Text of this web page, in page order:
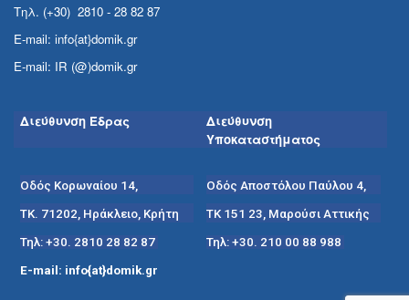
Τηλ. (+30) 2810 - 28 82 87
E-mail: info{at}domik.gr
E-mail: IR (@)domik.gr
Διεύθυνση Έδρας
Διεύθυνση
Υποκαταστήματος
Οδός Κορωναίου 14,
ΤΚ. 71202, Ηράκλειο, Κρήτη
Τηλ: +30. 2810 28 82 87
Οδός Αποστόλου Παύλου 4,
ΤΚ 151 23, Μαρούσι Αττικής
Τηλ: +30. 210 00 88 988
E-mail: info{at}domik.gr